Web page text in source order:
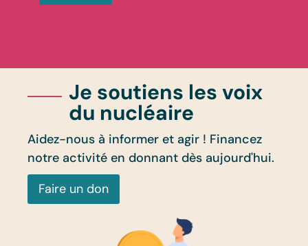
Je soutiens les voix
du nucléaire
Aidez-nous à informer et agir ! Financez
notre activité en donnant dès aujourd'hui.
Faire un don